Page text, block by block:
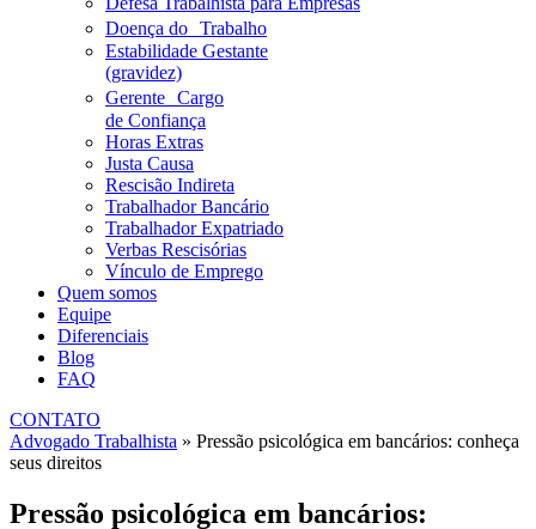
Doença do Trabalho
Estabilidade Gestante
(gravidez)
Gerente Cargo
de Confiança
Horas Extras
Justa Causa
Rescisão Indireta
Trabalhador Bancário
Trabalhador Expatriado
Verbas Rescisórias
Vínculo de Emprego
Quem somos
Equipe
Diferenciais
Blog
FAQ
CONTATO
Advogado Trabalhista » Pressão psicológica em bancários: conheça
seus direitos
Pressão psicológica em bancários: